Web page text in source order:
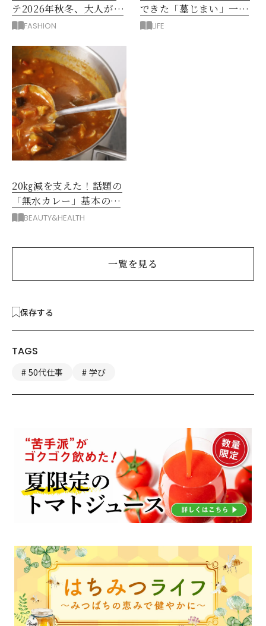
テ2026年秋冬、大人が着
たい新作服は？
FASHION
できた「墓じまい」一つ
後悔したのは、ある順
LIFE
20㎏減を支えた！話題の
「無水カレー」基本の作
り方とおすすめルウ6選
BEAUTY&HEALTH
一覧を見る
保存する
TAGS
50代仕事 学び